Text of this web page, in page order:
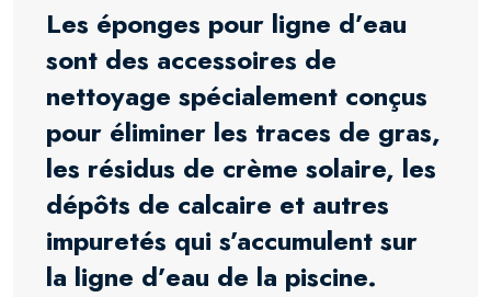
Les éponges pour ligne d’eau
sont des accessoires de
nettoyage spécialement conçus
pour éliminer les traces de gras,
les résidus de crème solaire, les
dépôts de calcaire et autres
impuretés qui s’accumulent sur
la ligne d’eau de la piscine.